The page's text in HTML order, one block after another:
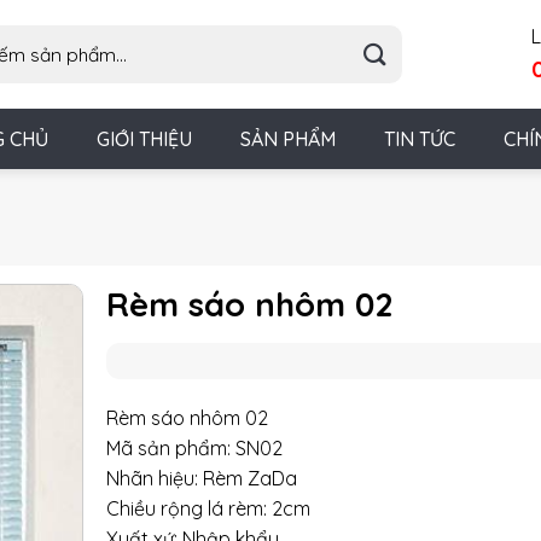
CHỦ GIỚI THIỆU SẢN PHẨM TIN TỨC
Rèm sáo nhôm 02
Rèm sáo nhôm 02
Mã sản phẩm: SN02
Nhãn hiệu: Rèm ZaDa
Chiều rộng lá rèm: 2cm